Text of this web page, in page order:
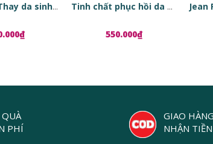
Tinh chất Thay da sinh học Red Peel Tingle Serum Tinh chất phục hồi da dạng viên nang Estée Lauder Advanced Night Repair Ampoules
550.000₫
PHÍ
GIAO HÀNG
NHẬN TIỀN